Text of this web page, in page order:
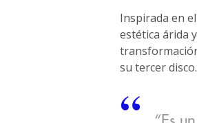
Inspirada en
estética árida
su tercer disco.